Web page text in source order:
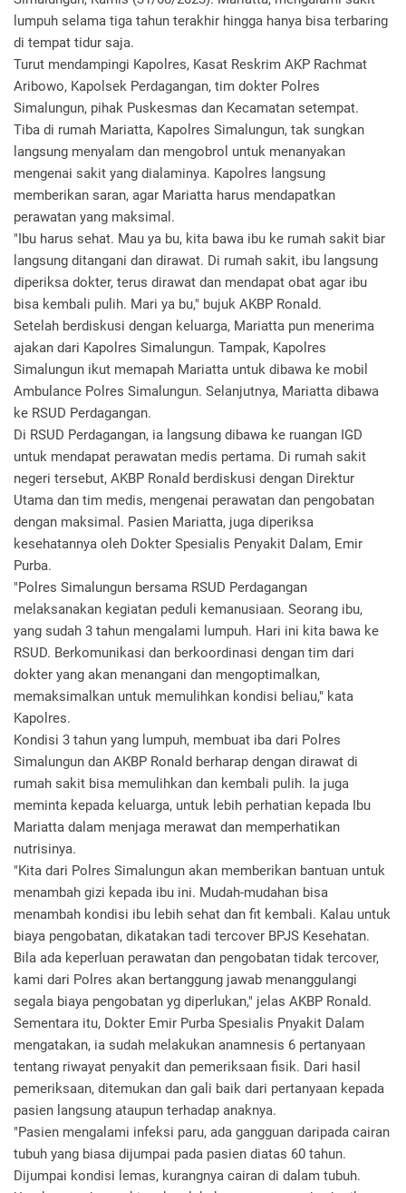
lumpuh selama tiga tahun terakhir hingga hanya bisa terbaring
di tempat tidur saja.
Turut mendampingi Kapolres, Kasat Reskrim AKP Rachmat
Aribowo, Kapolsek Perdagangan, tim dokter Polres
Simalungun, pihak Puskesmas dan Kecamatan setempat.
Tiba di rumah Mariatta, Kapolres Simalungun, tak sungkan
langsung menyalam dan mengobrol untuk menanyakan
mengenai sakit yang dialaminya. Kapolres langsung
memberikan saran, agar Mariatta harus mendapatkan
perawatan yang maksimal.
"Ibu harus sehat. Mau ya bu, kita bawa ibu ke rumah sakit biar
langsung ditangani dan dirawat. Di rumah sakit, ibu langsung
diperiksa dokter, terus dirawat dan mendapat obat agar ibu
bisa kembali pulih. Mari ya bu," bujuk AKBP Ronald.
Setelah berdiskusi dengan keluarga, Mariatta pun menerima
ajakan dari Kapolres Simalungun. Tampak, Kapolres
Simalungun ikut memapah Mariatta untuk dibawa ke mobil
Ambulance Polres Simalungun. Selanjutnya, Mariatta dibawa
ke RSUD Perdagangan.
Di RSUD Perdagangan, ia langsung dibawa ke ruangan IGD
untuk mendapat perawatan medis pertama. Di rumah sakit
negeri tersebut, AKBP Ronald berdiskusi dengan Direktur
Utama dan tim medis, mengenai perawatan dan pengobatan
dengan maksimal. Pasien Mariatta, juga diperiksa
kesehatannya oleh Dokter Spesialis Penyakit Dalam, Emir
Purba.
"Polres Simalungun bersama RSUD Perdagangan
melaksanakan kegiatan peduli kemanusiaan. Seorang ibu,
yang sudah 3 tahun mengalami lumpuh. Hari ini kita bawa ke
RSUD. Berkomunikasi dan berkoordinasi dengan tim dari
dokter yang akan menangani dan mengoptimalkan,
memaksimalkan untuk memulihkan kondisi beliau," kata
Kapolres.
Kondisi 3 tahun yang lumpuh, membuat iba dari Polres
Simalungun dan AKBP Ronald berharap dengan dirawat di
rumah sakit bisa memulihkan dan kembali pulih. Ia juga
meminta kepada keluarga, untuk lebih perhatian kepada Ibu
Mariatta dalam menjaga merawat dan memperhatikan
nutrisinya.
"Kita dari Polres Simalungun akan memberikan bantuan untuk
menambah gizi kepada ibu ini. Mudah-mudahan bisa
menambah kondisi ibu lebih sehat dan fit kembali. Kalau untuk
biaya pengobatan, dikatakan tadi tercover BPJS Kesehatan.
Bila ada keperluan perawatan dan pengobatan tidak tercover,
kami dari Polres akan bertanggung jawab menanggulangi
segala biaya pengobatan yg diperlukan," jelas AKBP Ronald.
Sementara itu, Dokter Emir Purba Spesialis Pnyakit Dalam
mengatakan, ia sudah melakukan anamnesis 6 pertanyaan
tentang riwayat penyakit dan pemeriksaan fisik. Dari hasil
pemeriksaan, ditemukan dan gali baik dari pertanyaan kepada
pasien langsung ataupun terhadap anaknya.
"Pasien mengalami infeksi paru, ada gangguan daripada cairan
tubuh yang biasa dijumpai pada pasien diatas 60 tahun.
Dijumpai kondisi lemas, kurangnya cairan di dalam tubuh.